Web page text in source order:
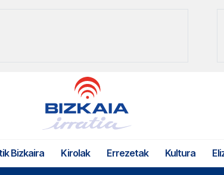
Bizkaira Kirolak Errezetak Kultura